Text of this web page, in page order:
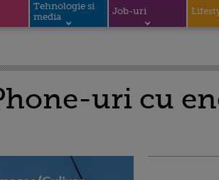
Tehnologie si
media
Job-uri
uri cu